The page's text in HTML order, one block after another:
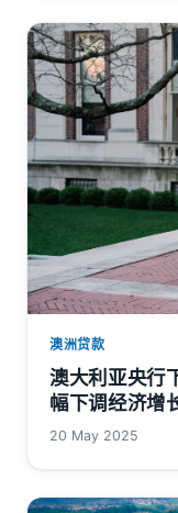
澳洲贷款
澳大利亚央行
幅下调经济增
20 May 2025